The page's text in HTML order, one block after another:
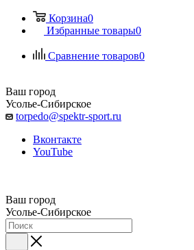
Корзина0
Избранные товары0
Сравнение товаров0
Ваш город
Усолье-Сибирское
torpedo@spektr-sport.ru
Вконтакте
YouTube
Ваш город
Усолье-Сибирское